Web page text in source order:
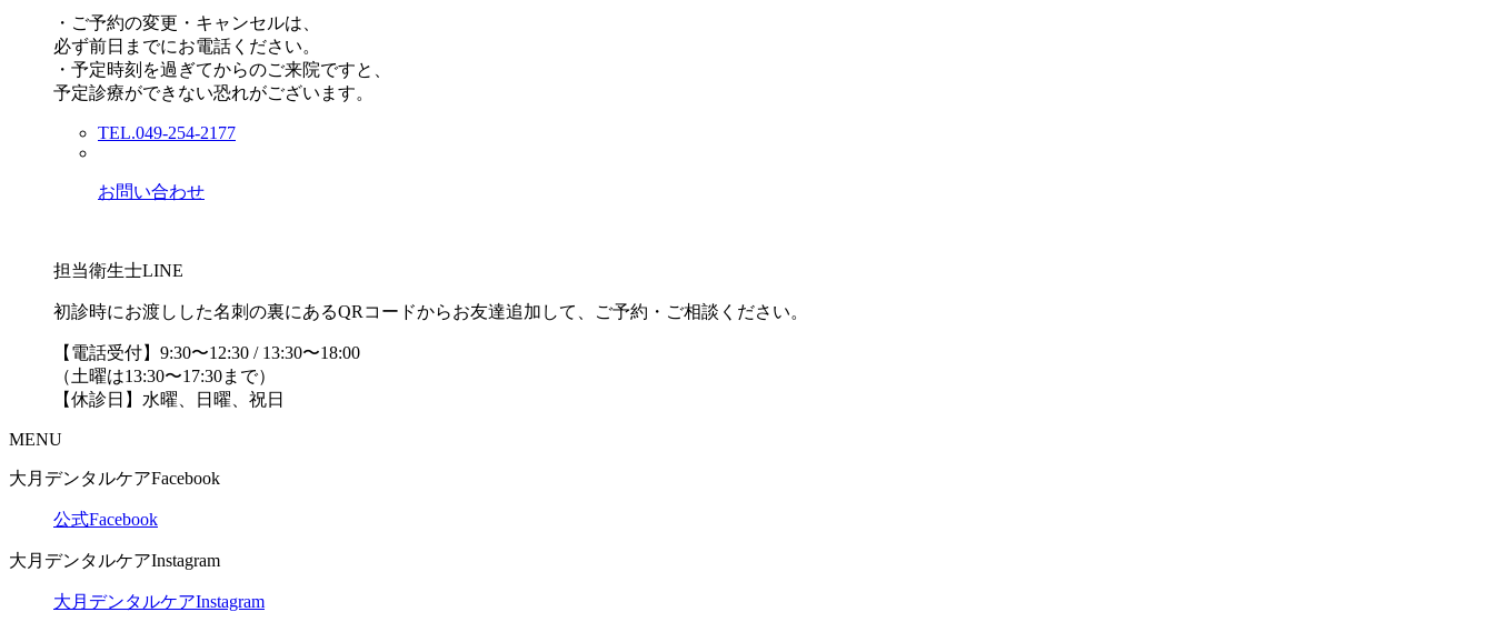
・ご予約の変更・キャンセルは、
必ず前日までにお電話ください。
・予定時刻を過ぎてからのご来院ですと、
予定診療ができない恐れがございます。
TEL.049-254-2177
お問い合わせ
担当衛生士LINE
初診時にお渡しした名刺の裏にあるQRコードからお友達追加して、ご予約・ご相談ください。
【電話受付】9:30〜12:30 / 13:30〜18:00
（土曜は13:30〜17:30まで）
【休診日】水曜、日曜、祝日
MENU
大月デンタルケアFacebook
公式Facebook
大月デンタルケアInstagram
大月デンタルケアInstagram